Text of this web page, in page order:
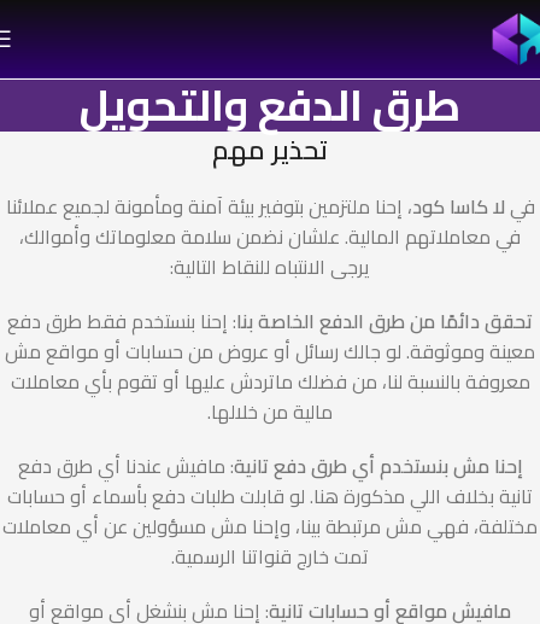
طرق الدفع والتحويل
تحذير مهم
فيلا كاسا كود، إحنا ملتزمين بتوفير بيئة آمنة ومأمونة لجميع عملائنا
في معاملاتهم المالية. علشان نضمن سلامة معلوماتك وأموالك،
يرجى الانتباه للنقاط التالية:
تحقق دائمًا من طرق الدفع الخاصة بنا: إحنا بنستخدم فقط طرق دفع
معينة وموثوقة. لو جالك رسائل أو عروض من حسابات أو مواقع مش
معروفة بالنسبة لنا، من فضلك ماتردش عليها أو تقوم بأي معاملات
مالية من خلالها.
إحنا مش بنستخدم أي طرق دفع تانية: مافيش عندنا أي طرق دفع
تانية بخلاف اللي مذكورة هنا. لو قابلت طلبات دفع بأسماء أو حسابات
مختلفة، فهي مش مرتبطة بينا، وإحنا مش مسؤولين عن أي معاملات
تمت خارج قنواتنا الرسمية.
مافيش مواقع أو حسابات تانية: إحنا مش بنشغل أي مواقع أو